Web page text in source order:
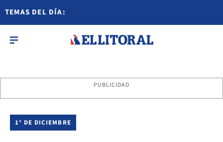
TEMAS DEL DÍA:
PUBLICIDAD
1° DE DICIEMBRE